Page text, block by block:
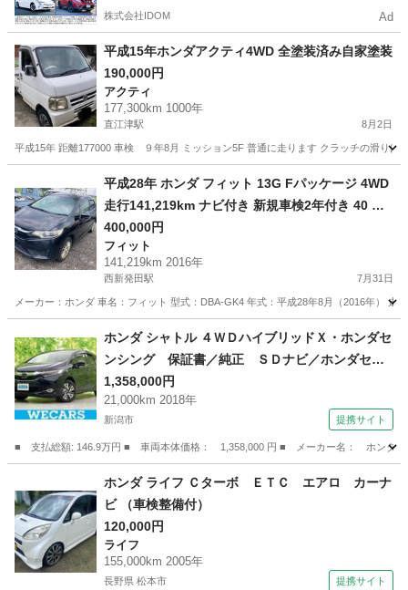
株式会社IDOM Ad
平成15年ホンダアクティ4WD 全塗装済み自家塗装
190,000円
アクティ
177,300km 1000年
直江津駅 8月2日
平成15年 距離177000 車検 ９年8月 ミッション5F 普通に走ります クラッチの滑りは
直江津駅 アクティ ホンダアクティ
平成28年 ホンダ フィット 13G Fパッケージ 4WD
走行141,219km ナビ付き 新規車検2年付き 40 万
円
400,000円
フィット
141,219km 2016年
西新発田駅 7月31日
メーカー：ホンダ 車名：フィット 型式：DBA-GK4 年式：平成28年8月（2016年）
西新発田駅 フィット
ホンダ シャトル ４ＷＤハイブリッドＸ・ホンダセ
ンシング 保証書／純正 ＳＤナビ／ホンダセン
シング／シートヒーター／シート ハーフレザー
／ドライブレコーダー 純正／ヘッドランプ Ｌ
ＥＤ／Ｂｌｕｅｔｏｏｔｈ接続／ＥＴＣ／ＥＢＤ
付ＡＢＳ／横滑り防止装置 （検9.11）
1,358,000円
21,000km 2018年
新潟市 提携サイト
■ 支払総額: 146.9万円 ■ 車両本体価格： 1,358,000 円 ■ メーカー名： ホンダ
ホンダ
ホンダ ライフ Ｃターボ ＥＴＣ エアロ カーナ
ビ （車検整備付）
120,000円
ライフ
155,000km 2005年
長野県 松本市 提携サイト